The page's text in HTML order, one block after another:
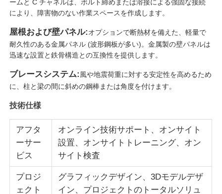
鉄骨建築材料
鶏舎
牛棚
馬の棚
スチールガレージ
ームと C チャネルは、ボルト締めまたは溶接による強固な接続
により、障害物のない作業スペースを作成します。
屋根および壁パネル:オプションで断熱材を備えた、軽量で
耐久性のある金属パネル (波形鋼板が多い)。金属製の壁パネルは
迅速な設置と鉄骨構造との互換性を提供します。
ブレースシステム: 風や地震荷重に対する安定性を高めるため
に、柱と梁の間に斜めの鋼棒または角度を付けます。
技術仕様
アフタ
ーサー
ビス
オンライン技術サポート、オンサイト
設置、オンサイトトレーニング、オン
サイト検査
プロジ
ェクト
グラフィックデザイン、3Dモデルデザ
イン、プロジェクトのトータルソリュ